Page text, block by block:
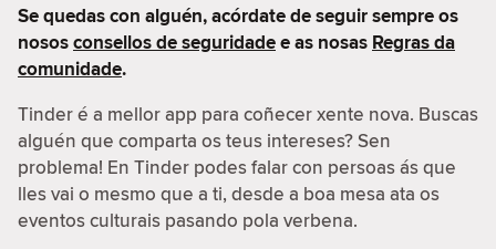
Se quedas con alguén, acórdate de seguir sempre os
nososconsellos de seguridadee as nosas Regras da
comunidade.
Tinder é a mellor app para coñecer xente nova. Buscas
alguén que comparta os teus intereses? Sen
problema! En Tinder podes falar con persoas ás que
lles vai o mesmo que a ti, desde a boa mesa ata os
eventos culturais pasando pola verbena.